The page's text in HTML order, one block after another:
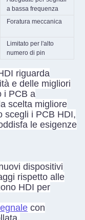
a bassa frequenza
Foratura meccanica
Limitato per l'alto
numero di pin
riguarda
e delle migliori
i PCB a
scelta migliore
scegli i PCB HDI,
le esigenze
dispositivi
rispetto alle
HDI per
con